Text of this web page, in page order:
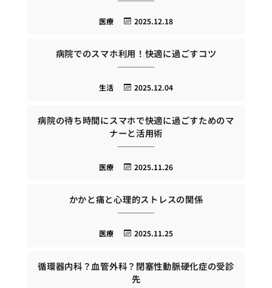
2025.12.18
医療
病院でのスマホ利用！快適に過ごすコツ
2025.12.04
生活
病院の待ち時間にスマホで快適に過ごすためのマ
ナーと活用術
2025.11.26
医療
かかと痛と心理的ストレスの関係
2025.11.25
医療
循環器内科？血管外科？閉塞性動脈硬化症の受診
先